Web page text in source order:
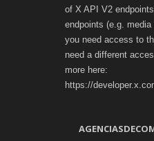
of X API V2
endpoints (e.g.
you need access to
need a different
more here:
https://